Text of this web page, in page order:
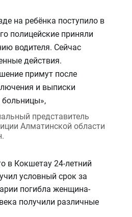
на ребёнка поступило в
полицейские приняли
водителя. Сейчас
действия.
примут после
и выписки
больницы»,
представитель
Алматинской области
в Кокшетау 24-летний
условный срок за
погибла женщина-
получили различные